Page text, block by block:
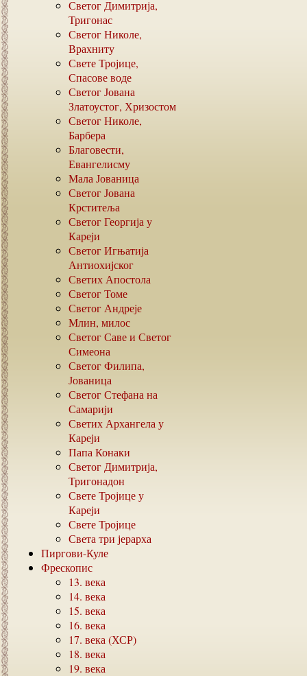
Светог Димитрија,
Тригонас
Светог Николе,
Врахниту
Свете Тројице,
Спасове воде
Светог Јована
Златоустог, Хризостом
Светог Николе,
Барбера
Благовести,
Евангелисму
Мала Јованица
Светог Јована
Крститеља
Светог Георгија у
Кареји
Светог Игњатија
Антиохијског
Светих Апостола
Светог Томе
Светог Андреје
Млин, милос
Светог Саве и Светог
Симеона
Светог Филипа,
Јованица
Светог Стефана на
Самарији
Светих Архангела у
Кареји
Папа Конаки
Светог Димитрија,
Тригонадон
Свете Тројице у
Кареји
Свете Тројице
Света три јерарха
Пиргови-Куле
Фрескопис
13. века
14. века
15. века
16. века
17. века (ХСР)
18. века
19. века